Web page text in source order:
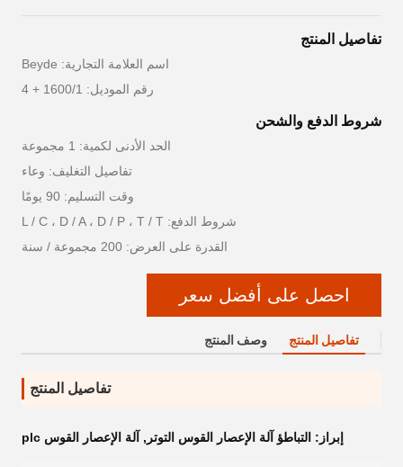
تفاصيل المنتج
اسم العلامة التجارية: Beyde
رقم الموديل: 1600/1 + 4
شروط الدفع والشحن
الحد الأدنى لكمية: 1 مجموعة
تفاصيل التغليف: وعاء
وقت التسليم: 90 يومًا
شروط الدفع: L / C ، D / A ، D / P ، T / T
القدرة على العرض: 200 مجموعة / سنة
احصل على أفضل سعر
تفاصيل المنتج وصف المنتج
تفاصيل المنتج
إبراز: التباطؤ آلة الإعصار القوس التوتر , آلة الإعصار القوس plc